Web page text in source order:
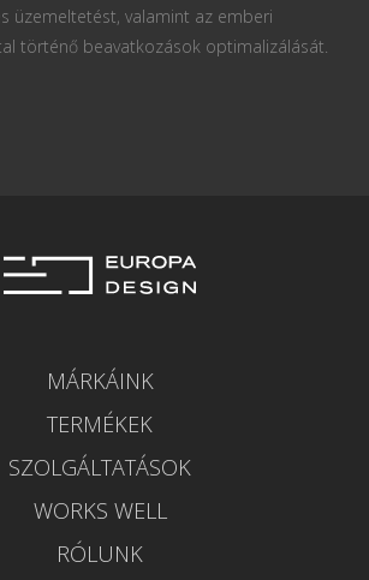
üzemeltetést, valamint az emberi
történő beavatkozások optimalizálását.
MÁRKÁINK
TERMÉKEK
SZOLGÁLTATÁSOK
WORKS WELL
RÓLUNK